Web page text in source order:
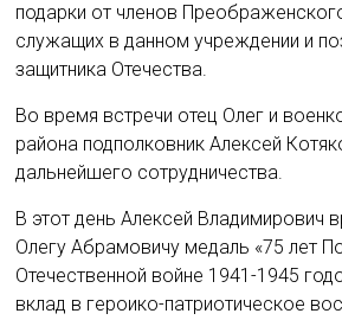
подарки от членов
служащих в данном учреждении и
защитника Отечества.
Во время встречи отец Олег и
района подполковник Алексей
дальнейшего сотрудничества.
В этот день Алексей Владимирович
Олегу Абрамовичу медаль «75 лет
Отечественной войне 1941-1945
вклад в героико-патриотическое